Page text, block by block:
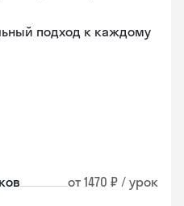
подход к каждому
от 1470 ₽ / урок